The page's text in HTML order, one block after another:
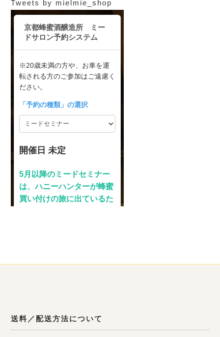
Tweets by mielmie_shop
送料／配送方法について